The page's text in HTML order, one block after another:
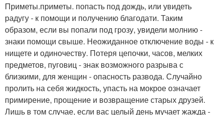
Приметы.приметы. попасть под дождь, или увидеть
радугу - к помощи и получению благодати. Таким
образом, если вы попали под грозу, увидели молнию -
знаки помощи свыше. Неожиданное отключение воды - к
нищете и одиночеству. Потеря цепочки, часов, мелких
предметов, пуговиц - знак возможного разрыва с
близкими, для женщин - опасность развода. Случайно
пролить на себя жидкость, упасть на мокрое означает
примирение, прощение и возвращение старых друзей.
Лишь в том случае, если вас целый день мучает жажда -